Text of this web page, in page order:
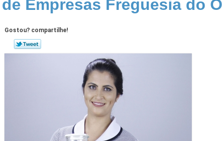
de Empresas Freguesia do
Gostou? compartilhe!